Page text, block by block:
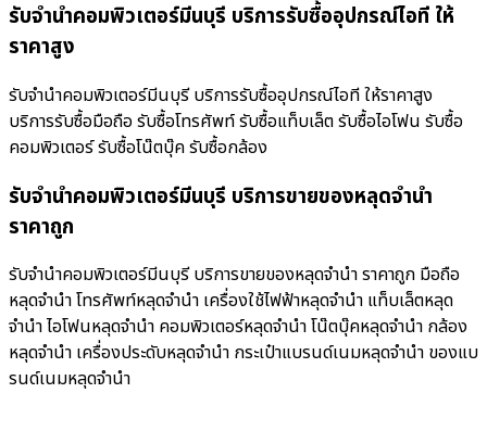
รับจำนำคอมพิวเตอร์มีนบุรี บริการรับซื้ออุปกรณ์ไอที ให้
ราคาสูง
รับจำนำคอมพิวเตอร์มีนบุรี บริการรับซื้ออุปกรณ์ไอที ให้ราคาสูง
บริการรับซื้อมือถือ รับซื้อโทรศัพท์ รับซื้อแท็บเล็ต รับซื้อไอโฟน รับซื้อ
คอมพิวเตอร์ รับซื้อโน๊ตบุ๊ค รับซื้อกล้อง
รับจำนำคอมพิวเตอร์มีนบุรี บริการขายของหลุดจำนำ
ราคาถูก
รับจำนำคอมพิวเตอร์มีนบุรี บริการขายของหลุดจำนำ ราคาถูก มือถือ
หลุดจำนำ โทรศัพท์หลุดจำนำ เครื่องใช้ไฟฟ้าหลุดจำนำ แท็บเล็ตหลุด
จำนำ ไอโฟนหลุดจำนำ คอมพิวเตอร์หลุดจำนำ โน๊ตบุ๊คหลุดจำนำ กล้อง
หลุดจำนำ เครื่องประดับหลุดจำนำ กระเป๋าแบรนด์เนมหลุดจำนำ ของแบ
รนด์เนมหลุดจำนำ